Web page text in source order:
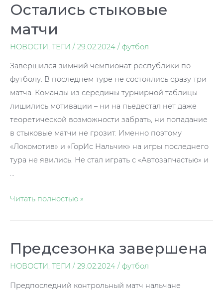
правосудие
Остались стыковые
матчи
НОВОСТИ, ТЕГИ / 29.02.2024 / футбол
Завершился зимний чемпионат республики по
футболу. В последнем туре не состоялись сразу три
матча. Команды из середины турнирной таблицы
лишились мотивации – ни на пьедестал нет даже
теоретической возможности забрать, ни попадание
в стыковые матчи не грозит. Именно поэтому
«Локомотив» и «ГорИс Нальчик» на игры последнего
тура не явились. Не стал играть с «Автозапчастью» и
…
Остались
Читать полностью »
Предсезонка завершена
НОВОСТИ, ТЕГИ / 29.02.2024 / футбол
Предпоследний контрольный матч нальчане